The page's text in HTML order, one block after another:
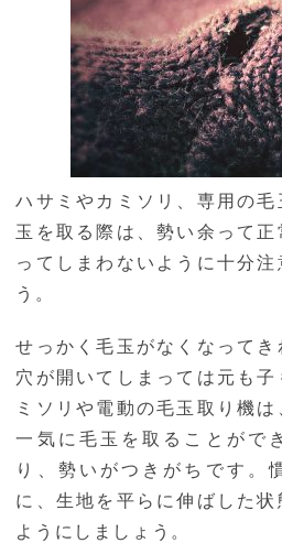
ハサミやカミソリ、専用の
玉を取る際は、勢い余って
ってしまわないように十分注
う。
せっかく毛玉がなくなって
穴が開いてしまっては元も
ミソリや電動の毛玉取り機
一気に毛玉を取ることがで
り、勢いがつきがちです。
に、生地を平らに伸ばした
ようにしましょう。